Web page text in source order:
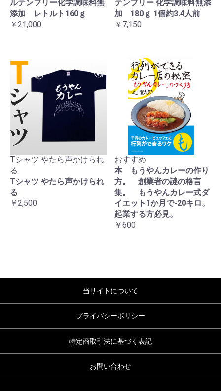
ルテンフリー化学調味料無
添加 レトルト160ｇ
￥21,000
テンフリー 化学調味料無添
加 180ｇ 1個約3.4人前
￥7,150
Tシャツ やたら声かけられ
る
Tシャツ やたら声かけられ
る
￥2,500
おすすめ
本 もうやんカレーの作り
方。 創業者の謎の格言
集。 もうやんカレー式ダ
イエット1か月で-20キロ。
起業する方必見。
￥600
当サイトについて
プライバシーポリシー
特定商取引法に基づく表記
お問い合わせ